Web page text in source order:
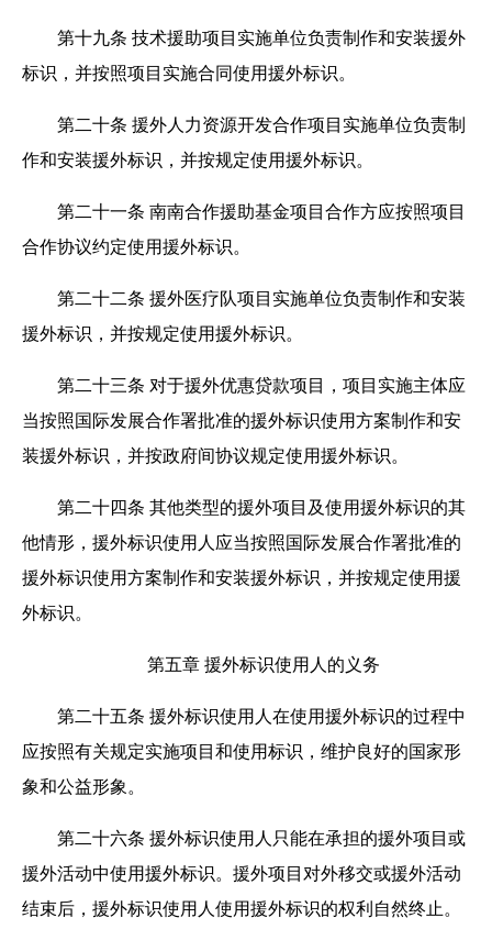
第十九条 技术援助项目实施单位负责制作和安装援外
标识，并按照项目实施合同使用援外标识。
第二十条 援外人力资源开发合作项目实施单位负责制
作和安装援外标识，并按规定使用援外标识。
第二十一条 南南合作援助基金项目合作方应按照项目
合作协议约定使用援外标识。
第二十二条 援外医疗队项目实施单位负责制作和安装
援外标识，并按规定使用援外标识。
第二十三条 对于援外优惠贷款项目，项目实施主体应
当按照国际发展合作署批准的援外标识使用方案制作和安
装援外标识，并按政府间协议规定使用援外标识。
第二十四条 其他类型的援外项目及使用援外标识的其
他情形，援外标识使用人应当按照国际发展合作署批准的
援外标识使用方案制作和安装援外标识，并按规定使用援
外标识。
第五章 援外标识使用人的义务
第二十五条 援外标识使用人在使用援外标识的过程中
应按照有关规定实施项目和使用标识，维护良好的国家形
象和公益形象。
第二十六条 援外标识使用人只能在承担的援外项目或
援外活动中使用援外标识。援外项目对外移交或援外活动
结束后，援外标识使用人使用援外标识的权利自然终止。